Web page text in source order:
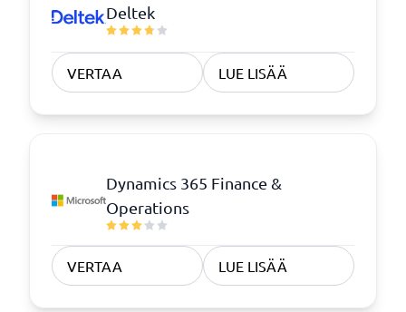
Deltek
VERTAA LUE LISÄÄ
Dynamics 365 Finance &
Operations
VERTAA LUE LISÄÄ